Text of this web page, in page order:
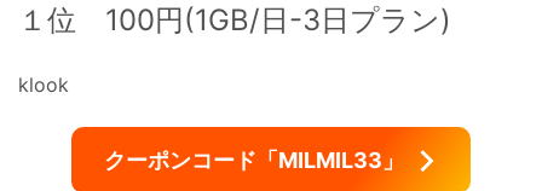
１位 100円(1GB/日-3日プラン)
klook
クーポンコード「MILMIL33」